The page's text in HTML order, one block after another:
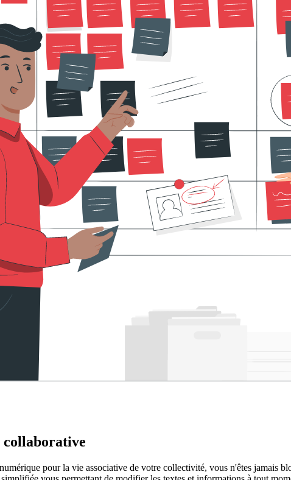
collaborative
pour la vie associative de votre collectivité, vous n'êtes jamais